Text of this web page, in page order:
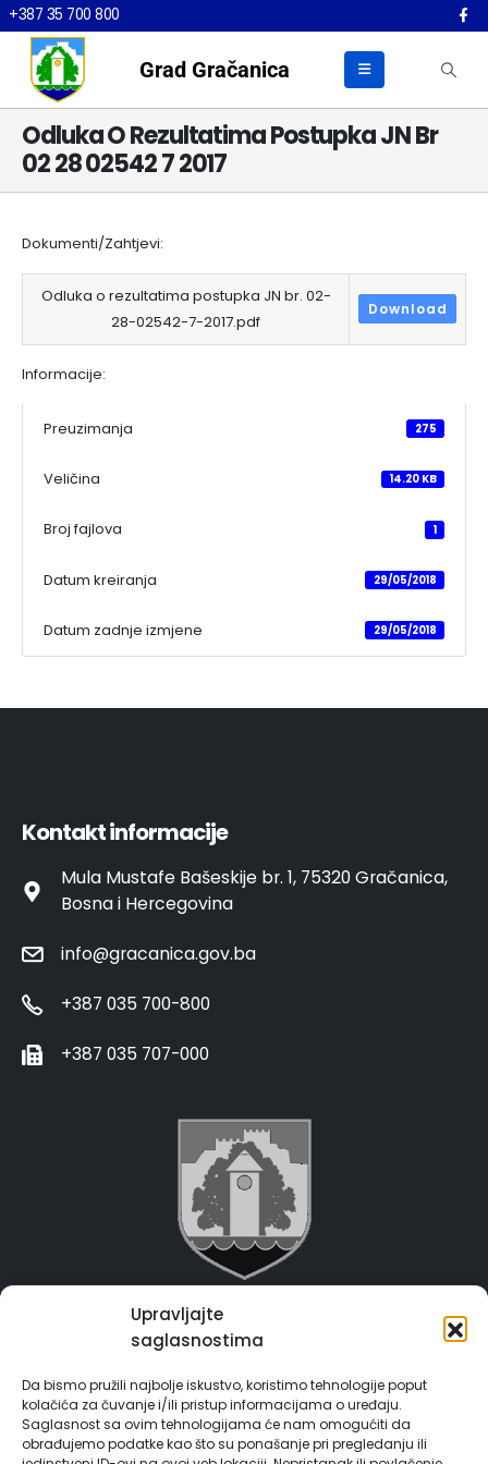
Upravljajte
saglasnostima
Da bismo pružili najbolje iskustvo, koristimo tehnologije poput
kolačića za čuvanje i/ili pristup informacijama o uređaju.
Saglasnost sa ovim tehnologijama će nam omogućiti da
obrađujemo podatke kao što su ponašanje pri pregledanju ili
+387 35 700 800
Grad Gračanica
Odluka O Rezultatima Postupka JN Br
02 28 02542 7 2017
Dokumenti/Zahtjevi:
Odluka o rezultatima postupka JN br. 02-
28-02542-7-2017.pdf
Download
Informacije:
Preuzimanja 275
Veličina 14.20 KB
Broj fajlova 1
Datum kreiranja 29/05/2018
Datum zadnje izmjene 29/05/2018
Kontakt informacije
Mula Mustafe Bašeskije br. 1, 75320 Gračanica,
Bosna i Hercegovina
info@gracanica.gov.ba
+387 035 700-800
+387 035 707-000
Grad Gračanica
E-Matičar